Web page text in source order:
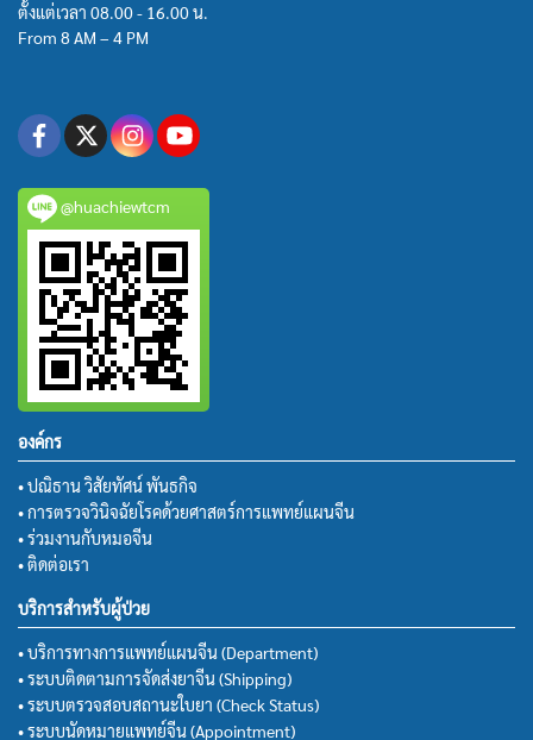
ตั้งแต่เวลา 08.00 - 16.00 น.
From 8 AM – 4 PM
@huachiewtcm
องค์กร
• ปณิธาน วิสัยทัศน์ พันธกิจ
• การตรวจวินิจฉัยโรคด้วยศาสตร์การแพทย์แผนจีน
• ร่วมงานกับหมอจีน
• ติดต่อเรา
บริการสำหรับผู้ป่วย
• บริการทางการแพทย์แผนจีน (Department)
• ระบบติดตามการจัดส่งยาจีน (Shipping)
• ระบบตรวจสอบสถานะใบยา (Check Status)
• ระบบนัดหมายแพทย์จีน (Appointment)